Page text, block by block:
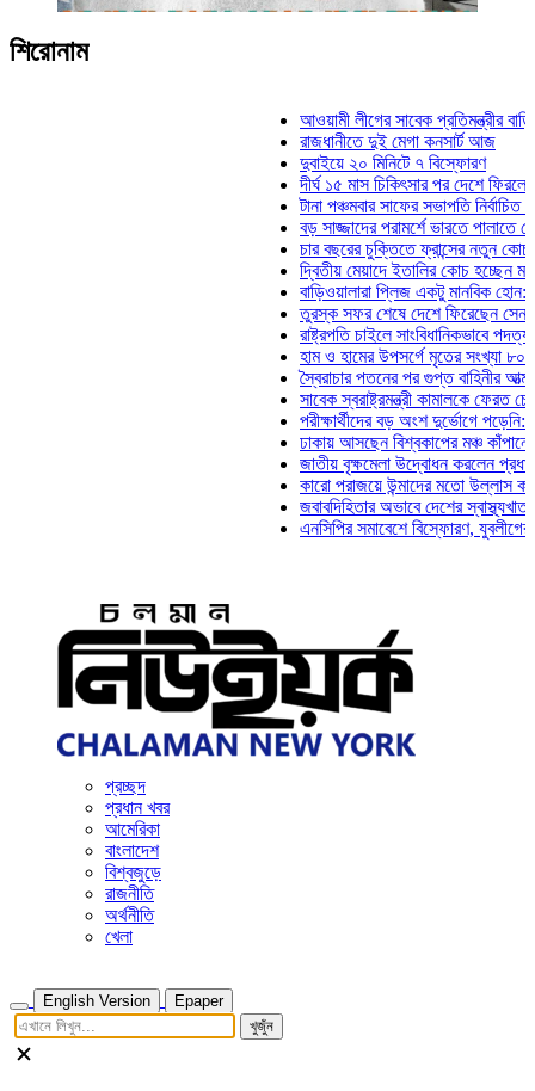
শিরোনাম
আওয়ামী লীগের সাবেক প্রতিমন্ত্রীর বাড়িতে
রাজধানীতে দুই মেগা কনসার্ট আজ
দুবাইয়ে ২০ মিনিটে ৭ বিস্ফোরণ
দীর্ঘ ১৫ মাস চিকিৎসার পর দেশে ফিরলেন
টানা পঞ্চমবার সাফের সভাপতি নির্বাচিত কাজী
বড় সাজ্জাদের পরামর্শে ভারতে পালাতে
চার বছরের চুক্তিতে ফ্রান্সের নতুন কোচ জিদান
দ্বিতীয় মেয়াদে ইতালির কোচ হচ্ছেন মানচিনি
বাড়িওয়ালারা প্লিজ একটু মানবিক হোন: মনিরা
তুরস্ক সফর শেষে দেশে ফিরেছেন সেনাপ্রধান
রাষ্ট্রপতি চাইলে সাংবিধানিকভাবে পদত্যাগ করতে
হাম ও হামের উপসর্গে মৃতের সংখ্যা ৮০০ ছাড়াল
স্বৈরাচার পতনের পর গুপ্ত বাহিনীর আত্মপ্রকাশ:
সাবেক স্বরাষ্ট্রমন্ত্রী কামালকে ফেরত চেয়ে
পরীক্ষার্থীদের বড় অংশ দুর্ভোগে পড়েনি: ড.
ঢাকায় আসছেন বিশ্বকাপের মঞ্চ কাঁপানো সেই
জাতীয় বৃক্ষমেলা উদ্বোধন করলেন প্রধানমন্ত্রী
কারো পরাজয়ে উন্মাদের মতো উল্লাস করতে হয়
জবাবদিহিতার অভাবে দেশের স্বাস্থ্যখাত নানা
এনসিপির সমাবেশে বিস্ফোরণ, যুবলীগের দুই
প্রচ্ছদ
প্রধান খবর
আমেরিকা
বাংলাদেশ
বিশ্বজুড়ে
রাজনীতি
অর্থনীতি
খেলা
English Version
Epaper
খুজুঁন